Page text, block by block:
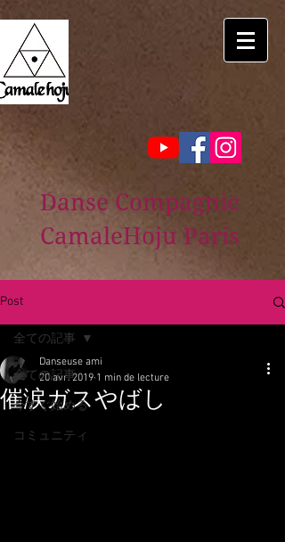
Danse Compagnie
CamaleHoju Paris
Post
全ての記事
今すぐ始める
コミュニティ
全ての記事
催涙ガスやばし
Danseuse ami
20 avr. 2019 1 min de lecture